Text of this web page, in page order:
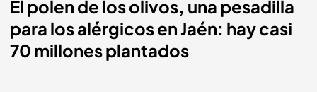
El polen de los olivos, una pesadilla
para los alérgicos en Jaén: hay casi
70 millones plantados